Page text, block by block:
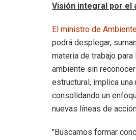
Visión integral por el
El ministro de
podrá desplegar,
materia de trabajo
ambiente sin
estructural, implica
consolidando un
nuevas líneas de
"Buscamos formar